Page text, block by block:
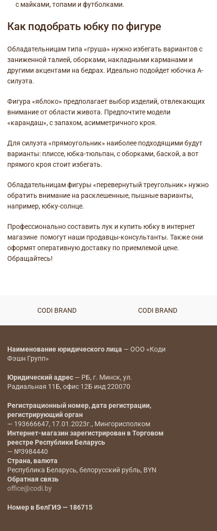
с майками,топами и футболками.
Как подобрать юбку по фигуре
Обладательницам типа «груша» нужно избегать вариантов с
заниженной талией, оборками, накладными карманами и
другими акцентами на бедрах. Идеально подойдет юбочка А-
силуэта.
Фигура «яблоко» предполагает выбор изделий, отвлекающих
внимание от области живота. Предпочтите модели
«карандаш», с запахом, асимметричного кроя.
Для силуэта «прямоугольник» наиболее подходящими будут
варианты: плиссе, юбка-тюльпан, с оборками, баской, а вот
прямого кроя стоит избегать.
Обладательницам фигуры «перевернутый треугольник» нужно
обратить внимание на расклешенные, пышные варианты,
например, юбку-солнце.
Профессионально составить лук и купить юбку в интернет
магазине помогут наши продавцы-консультанты. Также они
оформят оперативную доставку по приемлемой цене.
Обращайтесь!
CODI BRAND CODI BRAND
Наименование юридического лица — ООО «Коди
Фэшн Групп»
Юридический адрес — РБ, г. Минск, ул.
Радиальная 11Б, офис 12Б инд 220070
Регистрационный номер, дата регистрации,
регистрирующий орган
— 193666647, 17.01.2023г., Мингорисполком
Интернет-магазин зарегистрирован в Торговом
реестре Республики Беларусь
— №3984440
Страна, валюта
Республика Беларусь, белорусский рубль, BYN
Обратная связь
office@codi.by
Номер в БелГИЭ — 186715